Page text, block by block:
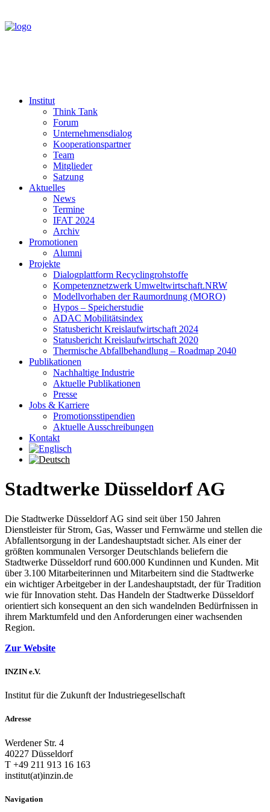
Institut
Think Tank
Forum
Unternehmensdialog
Kooperationspartner
Team
Mitglieder
Satzung
Aktuelles
News
Termine
IFAT 2024
Archiv
Promotionen
Alumni
Projekte
Dialogplattform Recyclingrohstoffe
Kompetenznetzwerk Umweltwirtschaft.NRW
Modellvorhaben der Raumordnung (MORO)
Hypos – Speicherstudie
ADAC Mobilitätsindex
Statusbericht Kreislaufwirtschaft 2024
Statusbericht Kreislaufwirtschaft 2020
Thermische Abfallbehandlung – Roadmap 2040
Publikationen
Nachhaltige Industrie
Aktuelle Publikationen
Presse
Jobs & Karriere
Promotionsstipendien
Aktuelle Ausschreibungen
Kontakt
Stadtwerke Düsseldorf AG
Die Stadtwerke Düsseldorf AG sind seit über 150 Jahren
Dienstleister für Strom, Gas, Wasser und Fernwärme und stellen die
Abfallentsorgung in der Landeshauptstadt sicher. Als einer der
größten kommunalen Versorger Deutschlands beliefern die
Stadtwerke Düsseldorf rund 600.000 Kundinnen und Kunden. Mit
über 3.100 Mitarbeiterinnen und Mitarbeitern sind die Stadtwerke
ein wichtiger Arbeitgeber in der Landeshauptstadt, der für Tradition
wie für Innovation steht. Das Handeln der Stadtwerke Düsseldorf
orientiert sich konsequent an den sich wandelnden Bedürfnissen in
ihrem Marktumfeld und den Anforderungen einer wachsenden
Region.
Zur Website
INZIN e.V.
Institut für die Zukunft der Industriegesellschaft
Adresse
Werdener Str. 4
40227 Düsseldorf
T +49 211 913 16 163
institut(at)inzin.de
Navigation